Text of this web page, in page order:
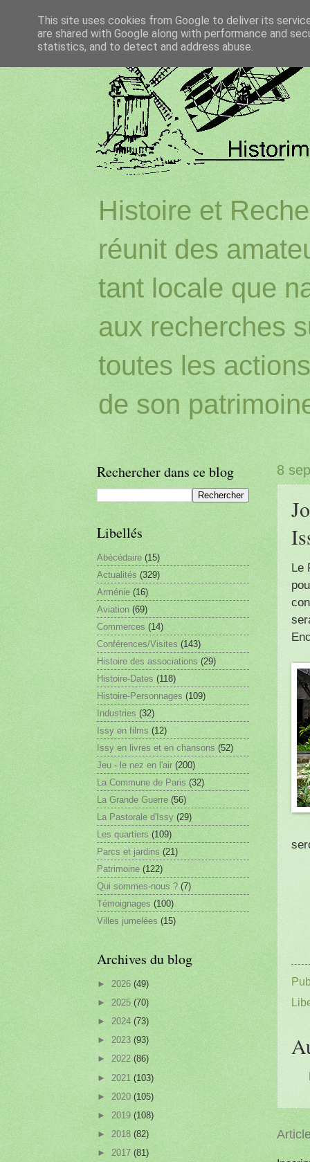
Histoire et
réunit des
tant locale que
aux recherches
toutes les
de son
8
Le
Rechercher dans ce blog
Libellés
Abécédaire (15)
Actualités (329)
Arménie (16)
Aviation (69)
Commerces (14)
Conférences/Visites (143)
Histoire des associations (29)
Histoire-Dates (118)
Histoire-Personnages (109)
Industries (32)
Issy en films (12)
Issy en livres et en chansons (52)
Jeu - le nez en l'air (200)
La Commune de Paris (32)
La Grande Guerre (56)
La Pastorale d'Issy (29)
Les quartiers (109)
Parcs et jardins (21)
Patrimoine (122)
Qui sommes-nous ? (7)
Témoignages (100)
Villes jumelées (15)
Archives du blog
► 2026 (49)
► 2025 (70)
► 2024 (73)
► 2023 (93)
► 2022 (86)
► 2021 (103)
► 2020 (105)
► 2019 (108)
► 2018 (82)
► 2017 (81)
This site uses cookies from Google to deliver its
are shared with Google along with performance and
statistics, and to detect and address abuse.